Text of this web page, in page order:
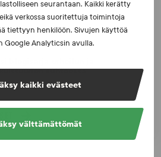
seurantaan. Kaikki kerätty
verkossa suoritettuja toimintoja
tiettyyn henkilöön. Sivujen käyttöä
Google Analyticsin avulla.
kaikki evästeet
välttämättömät
ratkaisusta
suhteesta